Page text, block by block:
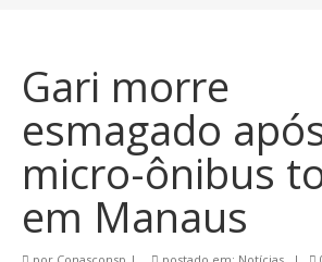
Gari morre
esmagado
micro-ônibus
em Manaus